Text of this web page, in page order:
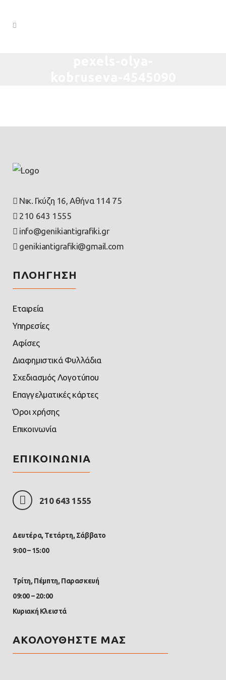
Νικ. Γκύζη 16, Αθήνα 114 75
210 643 1555
info@genikiantigrafiki.gr
genikiantigrafiki@gmail.com
ΠΛΟΗΓΗΣΗ
Εταιρεία
Υπηρεσίες
Αφίσες
Διαφημιστικά Φυλλάδια
Σχεδιασμός Λογοτύπου
Επαγγελματικές κάρτες
Όροι χρήσης
Επικοινωνία
ΕΠΙΚΟΙΝΩΝΙΑ
210 643 1555
Δευτέρα, Τετάρτη, Σάββατο
9:00 – 15:00
Τρίτη, Πέμπτη, Παρασκευή
09:00 – 20:00
Κυριακή Κλειστά
ΑΚΟΛΟΥΘΗΣΤΕ ΜΑΣ